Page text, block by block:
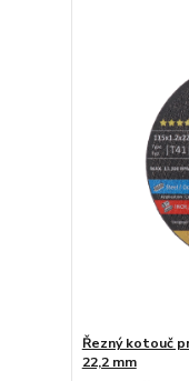
Řezný kotouč
22,2 mm